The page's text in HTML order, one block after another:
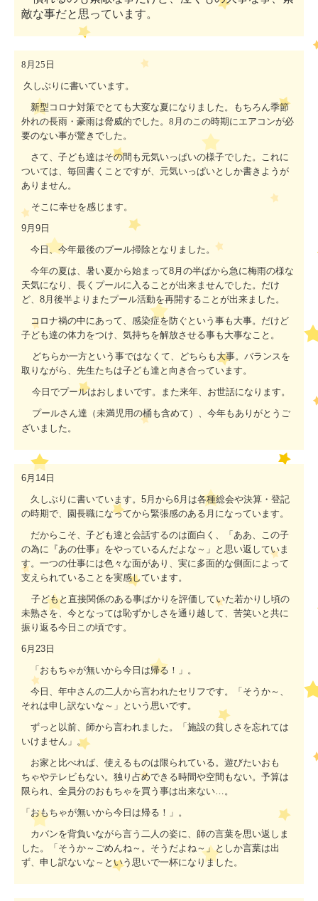
敵な事だと思っています。
8月25日
久しぶりに書いています。
新型コロナ対策でとても大変な夏になりました。もちろん季節
外れの長雨・豪雨は脅威的でした。 8 月のこの時期にエアコンが必
要のない事が驚きでした。
さて、子ども達はその間も元気いっぱいの様子でした。これに
ついては、毎回書くことですが、元気いっぱいとしか書きようが
ありません。
そこに幸せを感じます。
9月9日
今日、今年最後のプール掃除となりました。
今年の夏は、暑い夏から始まって8月の半ばから急に梅雨の様な
天気になり、長くプールに入ることが出来ませんでした。だけ
ど、 8月後半よりまたプール活動を再開することが出来ました。
コロナ禍の中にあって、感染症を防ぐという事も大事。だけど
子ども達の体力をつけ、気持ちを解放させる事も大事なこと。
どちらか一方という事ではなくて、どちらも大事。バランスを
取りながら、先生たちは子ども達と向き合っています。
今日でプールはおしまいです。また来年、お世話になります。
プールさん達（未満児用の桶も含めて）、今年もありがとうご
ざいました。
6月 14 日
久しぶりに書いています。 5月から6月は各種総会や決算・登記
の時期で、園長職になってから緊張感のある月になっています。
だからこそ、子ども達と会話するのは面白く、「ああ、この子
の為に『あの仕事』をやっているんだよな～」と思い返していま
す。一つの仕事には色々な面があり、実に多面的な側面によって
支えられていることを実感しています。
子どもと直接関係のある事ばかりを評価していた若かりし頃の
未熟さを、今となっては恥ずかしさを通り越して、苦笑いと共に
振り返る今日この頃です。
6月23 日
「おもちゃが無いから今日は帰る！」。
今日、年中さんの二人から言われたセリフです。「そうか～、
それは申し訳ないな～」という思いです。
ずっと以前、師から言われました。「施設の貧しさを忘れては
いけません」。
お家と比べれば、使えるものは限られている。遊びたいおも
ちゃやテレビもない。独り占めできる時間や空間もない。予算は
限られ、全員分のおもちゃを買う事は出来ない…。
「おもちゃが無いから今日は帰る！」。
カバンを背負いながら言う二人の姿に、師の言葉を思い返しま
した。「そうか～ごめんね～。そうだよね～」としか言葉は出
ず、申し訳ないな～という思いで一杯になりました。